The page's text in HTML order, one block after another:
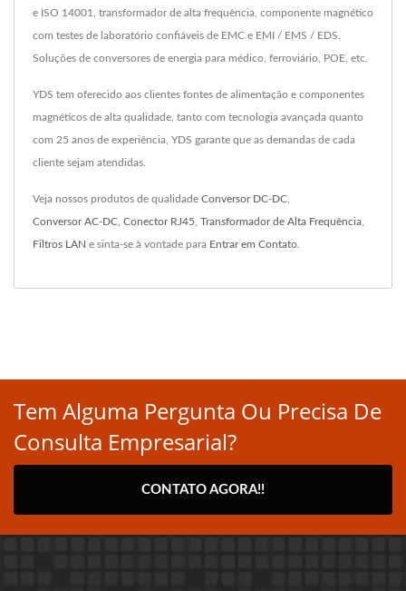
e ISO 14001, transformador de alta frequência, componente magnético
com testes de laboratório confiáveis de EMC e EMI / EMS / EDS.
Soluções de conversores de energia para médico, ferroviário, POE, etc.
YDS tem oferecido aos clientes fontes de alimentação e componentes
magnéticos de alta qualidade, tanto com tecnologia avançada quanto
com 25 anos de experiência, YDS garante que as demandas de cada
cliente sejam atendidas.
Veja nossos produtos de qualidade Conversor DC-DC
Conversor AC-DC Conector RJ45 Transformador de Alta Frequência
Filtros LAN e sinta-se à vontade para Entrar em Contato
Tem Alguma Pergunta Ou Precisa De
Consulta Empresarial?
CONTATO AGORA!!